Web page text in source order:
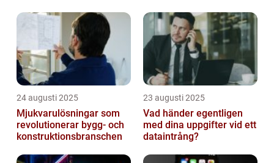
24 augusti 2025
Mjukvarulösningar som
revolutionerar bygg- och
konstruktionsbranschen
23 augusti 2025
Vad händer egentligen
med dina uppgifter vid ett
dataintrång?